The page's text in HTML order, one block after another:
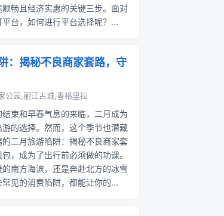
畅且经济实惠的关键三步。面对
台，如何进行平台选择呢？...
：揭秘不良商家套路，守
公园,丽江古城,香格里拉
束和早春气息的来临，二月成为
的选择。然而，这个季节也潜藏
二月旅游陷阱：揭秘不良商家套
，成为了出行前必须做的功课。
南方海滨，还是奔赴北方的冰雪
见的消费陷阱，都能让你的...